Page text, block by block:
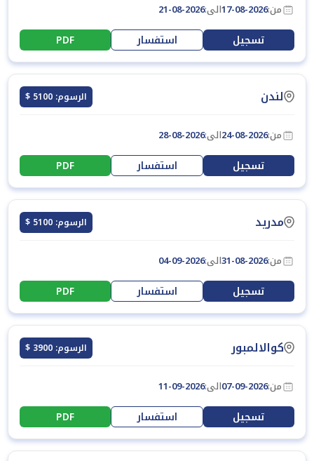
من:17-08-2026الى:21-08-2026
تسجيل استفسار PDF
لندن الرسوم: 5100 $
من:24-08-2026الى:28-08-2026
تسجيل استفسار PDF
مدريد الرسوم: 5100 $
من:31-08-2026الى:04-09-2026
تسجيل استفسار PDF
كوالالمبور الرسوم: 3900 $
من:07-09-2026الى:11-09-2026
تسجيل استفسار PDF